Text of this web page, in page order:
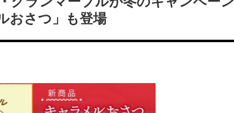
おさつ」も登場